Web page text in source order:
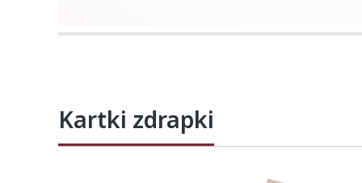
Naciśnij Enter lub spację, aby otworzyć
Kartki zdrapki